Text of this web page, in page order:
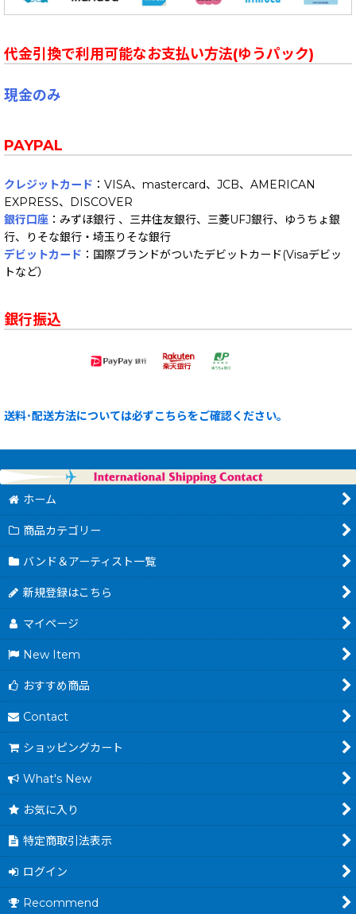
代金引換で利用可能なお支払い方法(ゆうパック)
現金のみ
PAYPAL
クレジットカード ：VISA、mastercard、JCB、AMERICAN
EXPRESS、DISCOVER
銀行口座 ：みずほ銀行 、三井住友銀行、三菱UFJ銀行、ゆうちょ銀
行、りそな銀行・埼玉りそな銀行
デビットカード ：国際ブランドがついたデビットカード(Visaデビッ
トなど）
銀行振込
送料･配送方法については必ずこちらをご確認ください。
ホーム
商品カテゴリー
バンド＆アーティスト一覧
新規登録はこちら
マイページ
New Item
おすすめ商品
Contact
ショッピングカート
What's New
お気に入り
特定商取引法表示
ログイン
Recommend